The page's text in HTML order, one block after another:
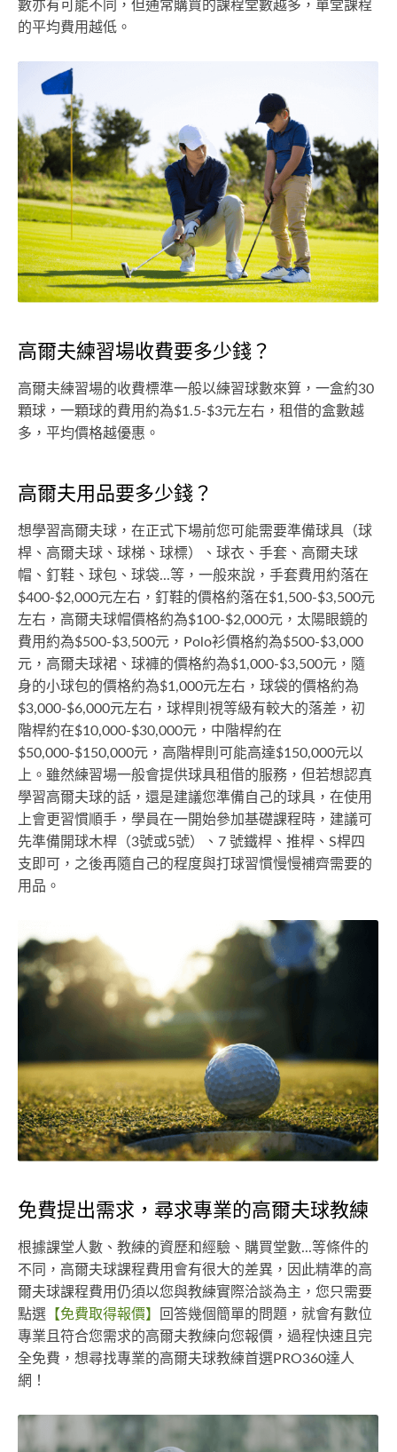
數亦有可能不同，但通常購買的課程堂數越多，單堂課程
的平均費用越低。
高爾夫練習場收費要多少錢？
高爾夫練習場的收費標準一般以練習球數來算，一盒約30
顆球，一顆球的費用約為$1.5-$3元左右，租借的盒數越
多，平均價格越優惠。
高爾夫用品要多少錢？
想學習高爾夫球，在正式下場前您可能需要準備球具（球
桿、高爾夫球、球梯、球標）、球衣、手套、高爾夫球
帽、釘鞋、球包、球袋...等，一般來說，手套費用約落在
$400-$2,000元左右，釘鞋的價格約落在$1,500-$3,500元
左右，高爾夫球帽價格約為$100-$2,000元，太陽眼鏡的
費用約為$500-$3,500元，Polo衫價格約為$500-$3,000
元，高爾夫球裙、球褲的價格約為$1,000-$3,500元，隨
身的小球包的價格約為$1,000元左右，球袋的價格約為
$3,000-$6,000元左右，球桿則視等級有較大的落差，初
階桿約在$10,000-$30,000元，中階桿約在
$50,000-$150,000元，高階桿則可能高達$150,000元以
上。雖然練習場一般會提供球具租借的服務，但若想認真
學習高爾夫球的話，還是建議您準備自己的球具，在使用
上會更習慣順手，學員在一開始參加基礎課程時，建議可
先準備開球木桿（3號或5號）、7 號鐵桿、推桿、S桿四
支即可，之後再隨自己的程度與打球習慣慢慢補齊需要的
用品。
免費提出需求，尋求專業的高爾夫球教練
根據課堂人數、教練的資歷和經驗、購買堂數...等條件的
不同，高爾夫球課程費用會有很大的差異，因此精準的高
爾夫球課程費用仍須以您與教練實際洽談為主，您只需要
點選 【免費取得報價】
回答幾個簡單的問題，就會有數位
專業且符合您需求的高爾夫教練向您報價，過程快速且完
全免費，想尋找專業的高爾夫球教練首選PRO360達人
網！